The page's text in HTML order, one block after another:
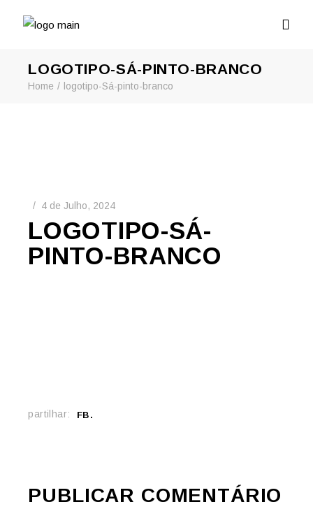
LOGOTIPO-SÁ-PINTO-BRANCO
Home logotipo-Sá-pinto-branco
4 de Julho, 2024
LOGOTIPO-SÁ-
PINTO-BRANCO
partilhar: FB
PUBLICAR COMENTÁRIO